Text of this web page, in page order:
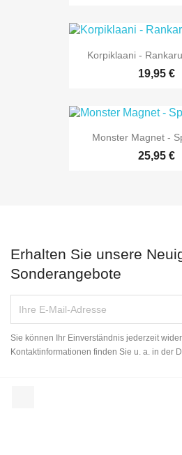
Korpiklaani -
19,95 €
Monster Magnet -
25,95 €
Erhalten Sie unsere
Sonderangebote
Sie können Ihr Einverständnis jederzeit
Kontaktinformationen finden Sie u. a. in der